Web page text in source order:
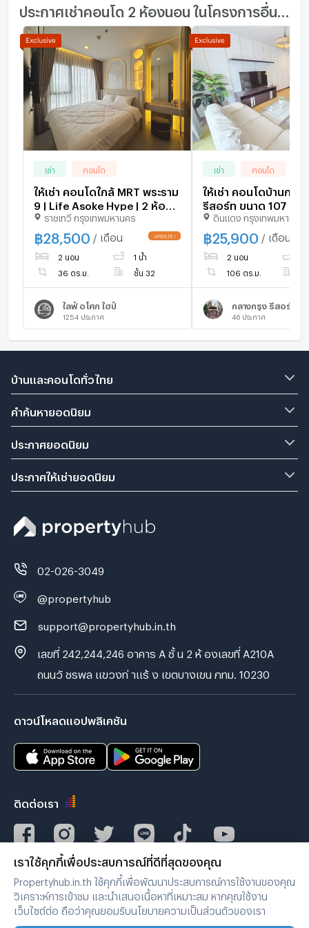
เช่า คอนโด
ให้เช่า คอนโดใกล้ MRT พระราม
9 | Life Asoke Hype | 2 ห้อง
นอน ชั้นสูง วิวโล่ง ใกล้
Central Rama 9 และ Fortune
Town
ราชเทวี กรุงเทพมหานคร
฿28,500 / เดือน
2 นอน 1 น้ำ
36 ตร.ม. ชั้น 32
ไลฟ์ อโศก ไฮป์
1254 ประกาศ
เช่า คอนโด
ให้เช่า คอนโดบ้านกลา
รีสอร์ท ขนาด 107 ตร
นอน 2 ห้องน้ำ ราคา
เฟอร์นิเจอร์เครื่องใช้
พร้อมอยู่ !!!
ดินแดง กรุงเทพมหานคร
฿25,900 / เดือน
2 นอน
106 ตร.ม.
กลางกรุง รีสอร์ท
46 ประกาศ
บ้านและคอนโดทั่วไทย
คำค้นหายอดนิยม
ประกาศยอดนิยม
ประกาศให้เช่ายอดนิยม
02-026-3049
@propertyhub
support@propertyhub.in.th
เลขที่ 242,244,246 อาคาร A ชั้ น 2 ห้ องเลขที่ A210A
ถนนวั ชรพล แขวงท่ าแร้ ง เขตบางเขน กทม. 10230
ดาวน์โหลดแอปพลิเคชัน
ติดต่อเรา
เราใช้คุกกี้เพื่อประสบการณ์ที่ดีที่สุดของคุณ
Propertyhub.in.th ใช้คุกกี้เพื่อพัฒนาประสบการณ์การใช้งานของคุณ
วิเคราะห์การเข้าชม และนำเสนอเนื้อหาที่เหมาะสม หากคุณใช้งาน
เว็บไซต์ต่อ ถือว่าคุณยอมรับนโยบายความเป็นส่วนตัวของเรา